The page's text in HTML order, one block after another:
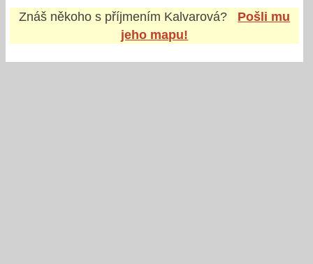
Znáš někoho s příjmením Kalvarová?
Pošli mu
jeho mapu!